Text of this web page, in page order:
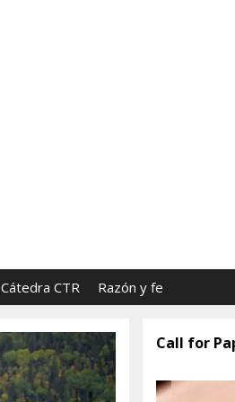
Cátedra CTR Razón y fe
Call for